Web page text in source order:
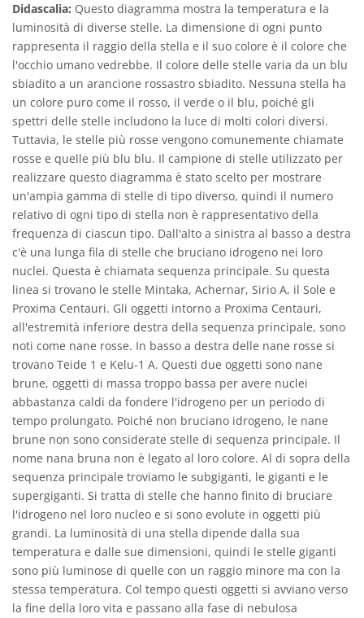
Didascalia: Questo diagramma mostra la temperatura e la
luminosità di diverse stelle. La dimensione di ogni punto
rappresenta il raggio della stella e il suo colore è il colore che
l'occhio umano vedrebbe. Il colore delle stelle varia da un blu
sbiadito a un arancione rossastro sbiadito. Nessuna stella ha
un colore puro come il rosso, il verde o il blu, poiché gli
spettri delle stelle includono la luce di molti colori diversi.
Tuttavia, le stelle più rosse vengono comunemente chiamate
rosse e quelle più blu blu. Il campione di stelle utilizzato per
realizzare questo diagramma è stato scelto per mostrare
un'ampia gamma di stelle di tipo diverso, quindi il numero
relativo di ogni tipo di stella non è rappresentativo della
frequenza di ciascun tipo. Dall'alto a sinistra al basso a destra
c'è una lunga fila di stelle che bruciano idrogeno nei loro
nuclei. Questa è chiamata sequenza principale. Su questa
linea si trovano le stelle Mintaka, Achernar, Sirio A, il Sole e
Proxima Centauri. Gli oggetti intorno a Proxima Centauri,
all'estremità inferiore destra della sequenza principale, sono
noti come nane rosse. In basso a destra delle nane rosse si
trovano Teide 1 e Kelu-1 A. Questi due oggetti sono nane
brune, oggetti di massa troppo bassa per avere nuclei
abbastanza caldi da fondere l'idrogeno per un periodo di
tempo prolungato. Poiché non bruciano idrogeno, le nane
brune non sono considerate stelle di sequenza principale. Il
nome nana bruna non è legato al loro colore. Al di sopra della
sequenza principale troviamo le subgiganti, le giganti e le
supergiganti. Si tratta di stelle che hanno finito di bruciare
l'idrogeno nel loro nucleo e si sono evolute in oggetti più
grandi. La luminosità di una stella dipende dalla sua
temperatura e dalle sue dimensioni, quindi le stelle giganti
sono più luminose di quelle con un raggio minore ma con la
stessa temperatura. Col tempo questi oggetti si avviano verso
la fine della loro vita e passano alla fase di nebulosa